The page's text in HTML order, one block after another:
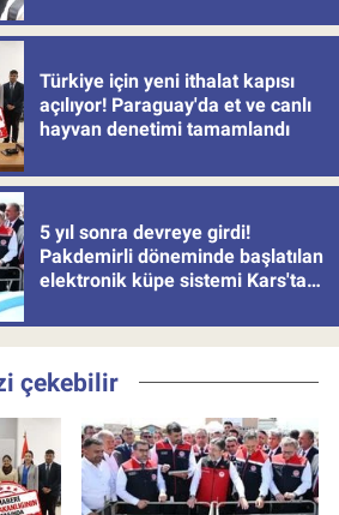
Türkiye için yeni ithalat kapısı
açılıyor! Paraguay'da et ve canlı
hayvan denetimi tamamlandı
5 yıl sonra devreye girdi!
Pakdemirli döneminde başlatılan
elektronik küpe sistemi Kars'tan
çekebilir